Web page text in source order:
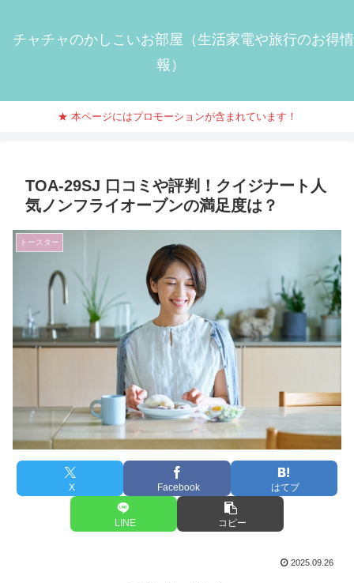
チャチャのかしこいお部屋（生活家電や旅行のお得情
報）
★ 本ページにはプロモーションが含まれています！
TOA-29SJ 口コミや評判！クイジナート人
気ノンフライオーブンの満足度は？
トースター
X Facebook はてブ
LINE コピー
2025.09.26